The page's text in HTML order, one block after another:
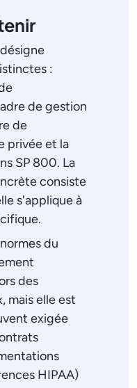
:
de gestion
de
privée et la
SP 800. La
consiste
s'applique à
du
des
mais elle est
exigée
HIPAA)